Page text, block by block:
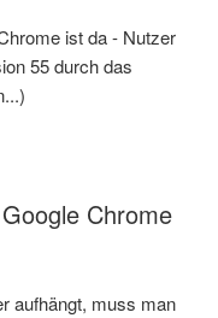
ist da - Nutzer
55 durch das
Chrome
aufhängt, muss man